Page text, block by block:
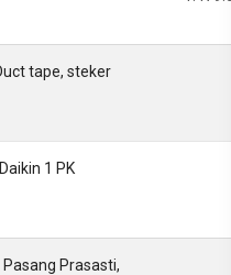
tape, steker
1 PK
Prasasti,